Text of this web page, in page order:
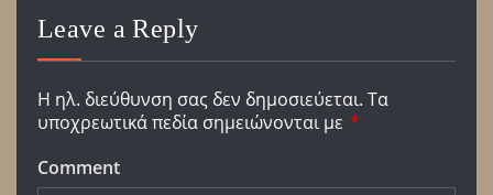
Leave a Reply
Η ηλ. διεύθυνση σας δεν δημοσιεύεται. Τα
υποχρεωτικά πεδία σημειώνονται με *
Comment